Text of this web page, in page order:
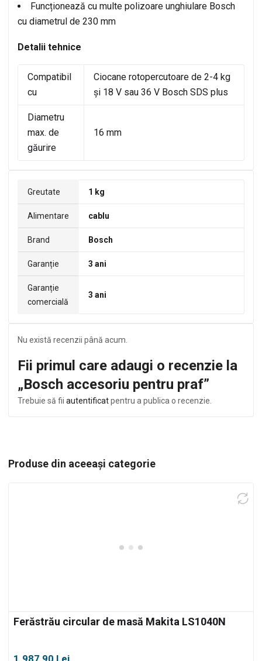
Funcționează cu multe polizoare unghiulare Bosch
cu diametrul de 230 mm
Detalii tehnice
Compatibil
cu
Ciocane rotopercutoare de 2-4 kg
şi 18 V sau 36 V Bosch SDS plus
Diametru
max. de
găurire
16 mm
Greutate 1 kg
Alimentare cablu
Brand Bosch
Garanție 3 ani
Garanție
comercială
3 ani
Nu există recenzii până acum.
Fii primul care adaugi o recenzie la
„Bosch accesoriu pentru praf”
Trebuie să fii autentificatpentru a publica o recenzie.
Produse din aceeași categorie
Ferăstrău circular de masă Makita LS1040N